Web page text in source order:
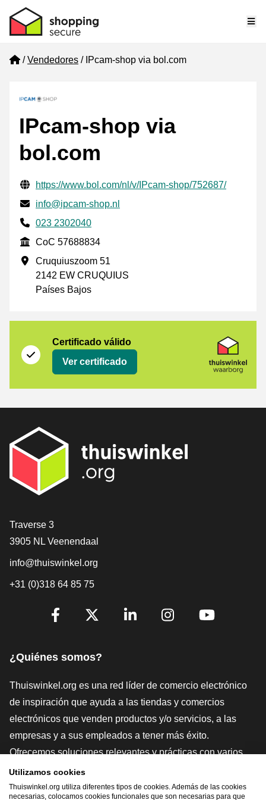
Home
Vendedores IPcam-shop via bol.com
IPcam-shop via
bol.com
Información de contacto verificada
Website URL
https://www.bol.com/nl/v/IPcam-shop/752687/
Envía un correo electrónico a
info@ipcam-shop.nl
Phone number
023 2302040
CoC
CoC 57688834
Dirección de la empresa
Cruquiuszoom 51
2142 EW CRUQUIUS
Países Bajos
Certificado válido
Ver certificado
[_General:Contact]
Traverse 3
3905 NL Veenendaal
info@thuiswinkel.org
+31 (0)318 64 85 75
[_General:SocialMediaTitle]
¿Quiénes somos?
Thuiswinkel.org es una red líder de comercio electrónico
de inspiración que ayuda a las tiendas y comercios
electrónicos que venden productos y/o servicios, a las
empresas y a sus empleados a tener más éxito.
Ofrecemos soluciones relevantes y prácticas con varios
sellos de confianza, Thuiswinkel Reviews, herramientas y
asesoramiento jurídico, defensa, estudios de mercado, y
Utilizamos cookies
Thuiswinkel.org utiliza diferentes tipos de cookies. Además de las cookies
necesarias, colocamos cookies funcionales que son necesarias para que